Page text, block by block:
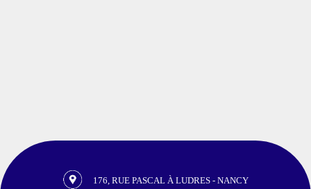
176, RUE PASCAL À LUDRES - NANCY